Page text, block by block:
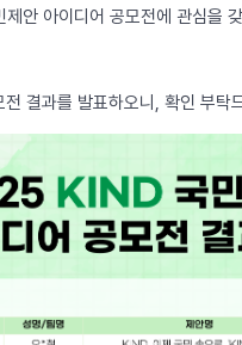
안 아이디어 공모전에 관심을
전 결과를 발표하오니, 확인 부탁